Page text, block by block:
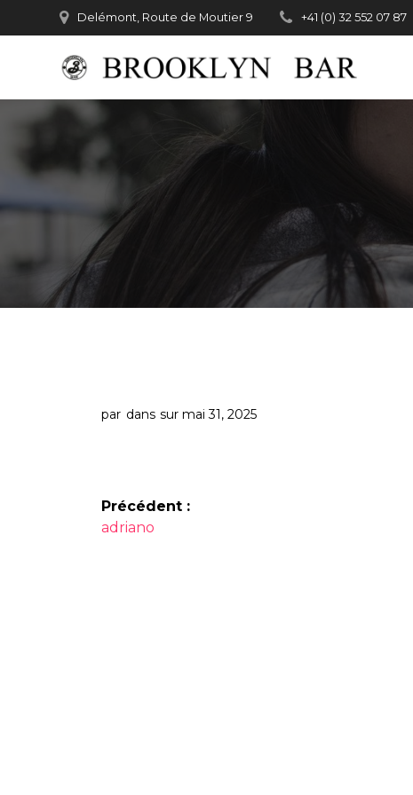
Delémont, Route de Moutier 9 +41 (0) 32 552 07 87
par dans sur mai 31, 2025
Navigation
de
Précédent :
Article
adriano